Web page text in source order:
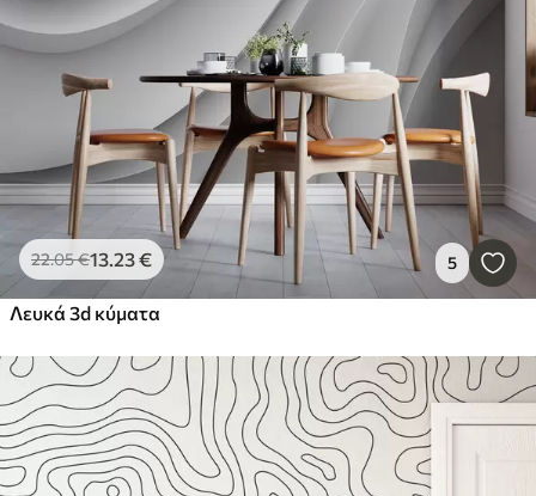
22.05€13.23€ 5
Λευκά 3d κύματα